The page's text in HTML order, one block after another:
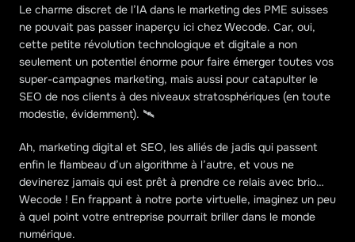
Le charme discret de l’IA dans le marketing des PME suisses
ne pouvait pas passer inaperçu ici chez Wecode. Car, oui,
cette petite révolution technologique et digitale a non
seulement un potentiel énorme pour faire émerger toutes vos
super-campagnes marketing, mais aussi pour catapulter le
SEO de nos clients à des niveaux stratosphériques (en toute
modestie, évidemment). 🛰️
Ah, marketing digital et SEO, les alliés de jadis qui passent
enfin le flambeau d’un algorithme à l’autre, et vous ne
devinerez jamais qui est prêt à prendre ce relais avec brio…
Wecode ! En frappant à notre porte virtuelle, imaginez un peu
à quel point votre entreprise pourrait briller dans le monde
numérique.